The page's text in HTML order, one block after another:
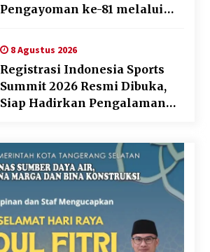
Pengayoman ke-81 melalui
8 Agustus 2026
Registrasi Indonesia Sports
Summit 2026 Resmi Dibuka,
Siap Hadirkan Pengalaman